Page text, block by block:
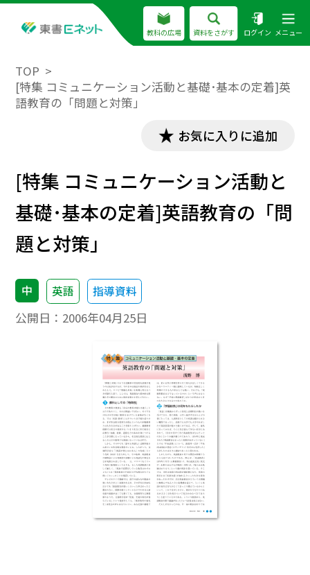
教科の広場 資料をさがす ログイン メニュー
TOP
[特集 コミュニケーション活動と基礎･基本の定着]英
語教育の「問題と対策」
お気に入りに追加
[特集 コミュニケーション活動と
基礎･基本の定着]英語教育の「問
題と対策」
中 英語 指導資料
公開日： 2006年04月25日